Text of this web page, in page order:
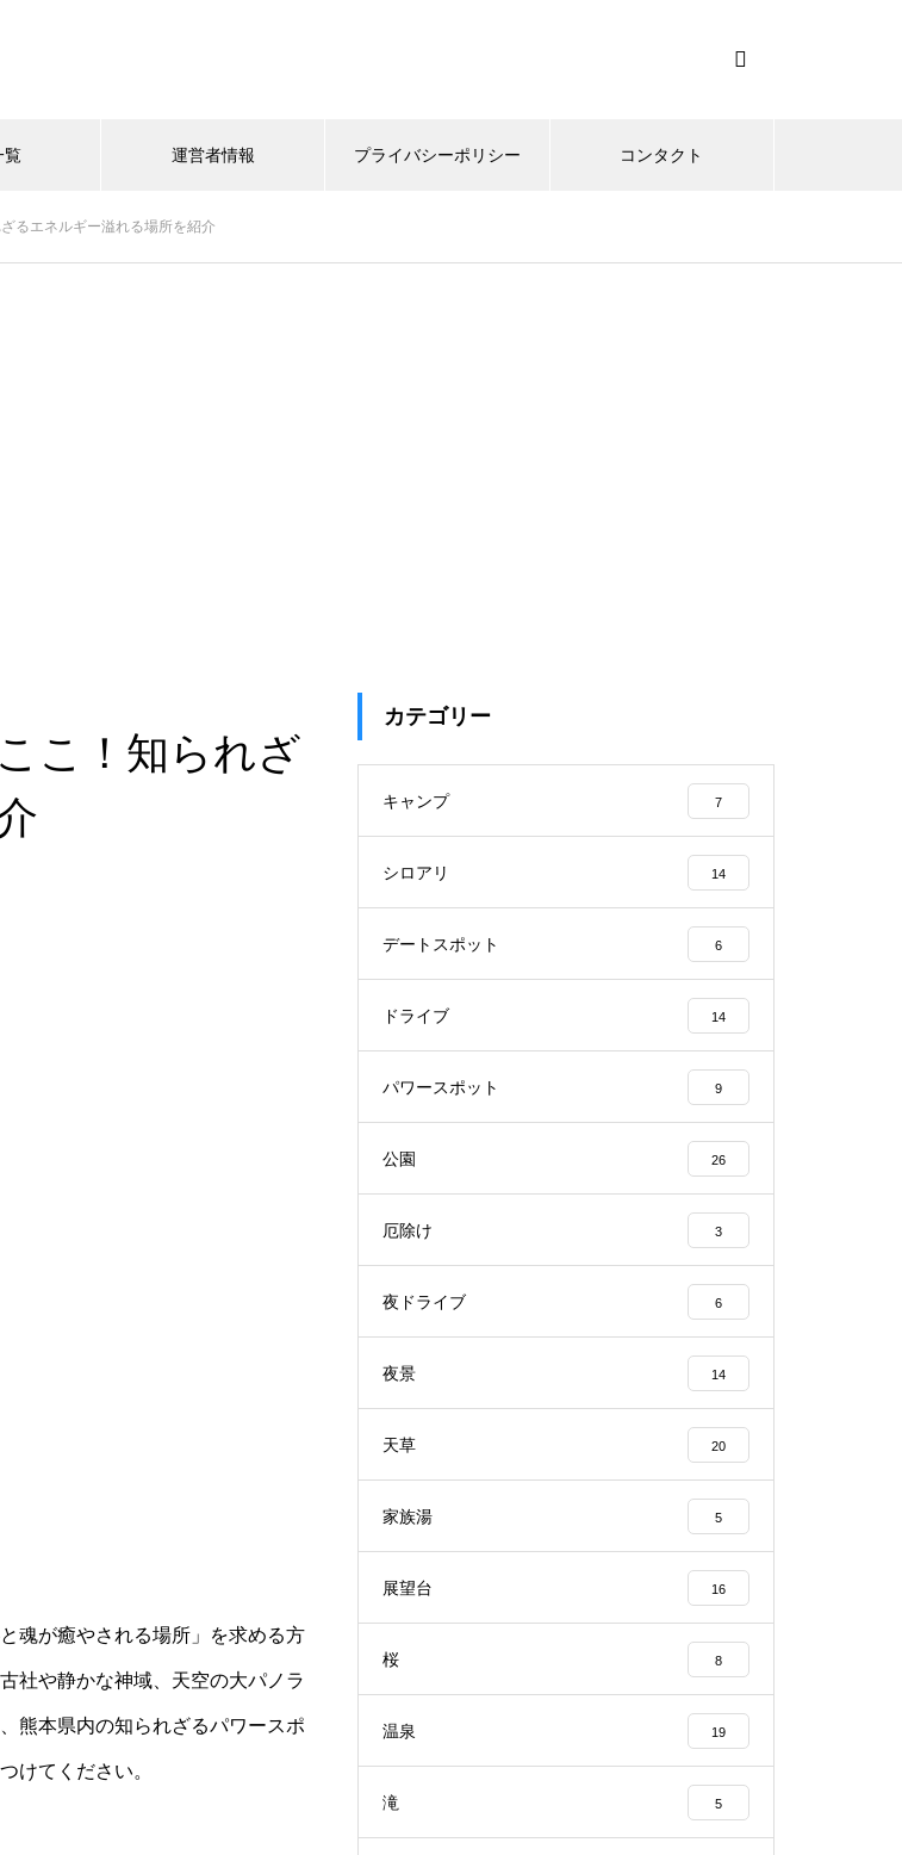
覧 運営者情報 プライバシーポリシー コンタクト
るエネルギー溢れる場所を紹介
こ！知られざ
魂が癒やされる場所」を求める方
社や静かな神域、天空の大パノラ
熊本県内の知られざるパワースポ
けてください。
カテゴリー
キャンプ 7
シロアリ 14
デートスポット 6
ドライブ 14
パワースポット 9
公園 26
厄除け 3
夜ドライブ 6
夜景 14
天草 20
家族湯 5
展望台 16
桜 8
温泉 19
滝 5